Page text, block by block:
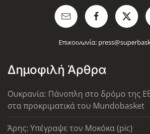
Επικοινωνία:
Δημοφιλή Άρθρα
Ουκρανία: Πάνοπλη στο δρόμο της
στα προκριματικά του Mundobasket
Άρης: Υπέγραψε τον Μοκόκα (pic)